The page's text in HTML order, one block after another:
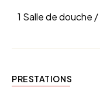
1 Salle de douche
PRESTATIONS